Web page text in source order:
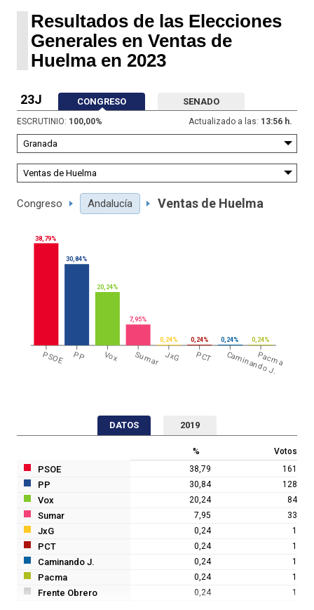
Resultados de las Elecciones
Generales en Ventas de
Huelma en 2023
23J CONGRESO SENADO
ESCRUTINIO: 100,00% Actualizado a las: 13:56 h.
Congreso Andalucía Ventas de Huelma
PSOE PP Vox Sumar JxG PCT Caminando J.
Pacma
38,79%
30,84%
20,24%
7,95%
0,24% 0,24% 0,24% 0,24%
DATOS 2019
% Votos
PSOE 38,79 161
PP 30,84 128
Vox 20,24 84
Sumar 7,95 33
JxG 0,24 1
PCT 0,24 1
Caminando J. 0,24 1
Pacma 0,24 1
Frente Obrero 0,24 1